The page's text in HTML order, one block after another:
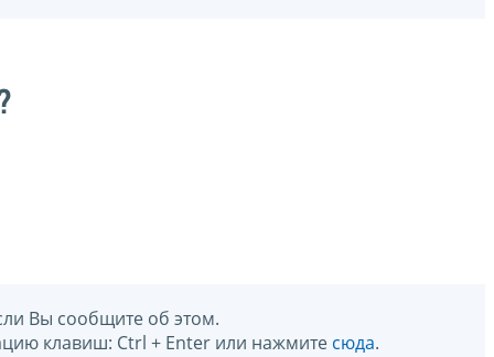
Вы сообщите об этом.
клавиш: Ctrl + Enter или нажмите сюда.